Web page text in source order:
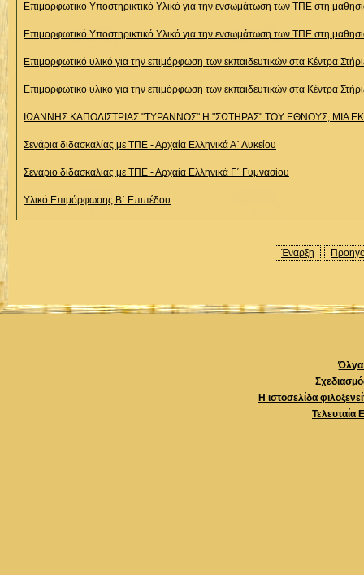
Επιμορφωτικό Υποστηρικτικό Υλικό για την ενσωμάτωση των ΤΠΕ στη
Επιμορφωτικό Υποστηρικτικό Υλικό για την ενσωμάτωση των ΤΠΕ στη
Επιμορφωτικό υλικό για την επιμόρφωση των εκπαιδευτικών στα Κέντρα
Επιμορφωτικό υλικό για την επιμόρφωση των εκπαιδευτικών στα Κέντρα
ΙΩΑΝΝΗΣ ΚΑΠΟΔΙΣΤΡΙΑΣ "ΤΥΡΑΝΝΟΣ" Η "ΣΩΤΗΡΑΣ" ΤΟΥ ΕΘΝΟΥΣ; ΜΙΑ
Σενάρια διδασκαλίας με ΤΠΕ - Αρχαία Ελληνικά Α΄ Λυκείου
Σενάριο διδασκαλίας με ΤΠΕ - Αρχαία Ελληνικά Γ΄ Γυμνασίου
Υλικό Επιμόρφωσης Β΄ Επιπέδου
Έναρξη
Όλγα
Η ιστοσελίδα
Τελευταία